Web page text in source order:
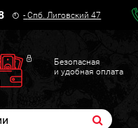
-Спб. Лиговский 47
Безопасная
и удобная оплата